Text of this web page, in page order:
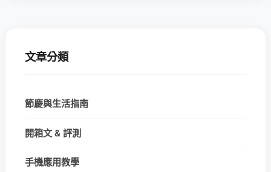
文章分類
節慶與生活指南
開箱文 & 評測
手機應用教學